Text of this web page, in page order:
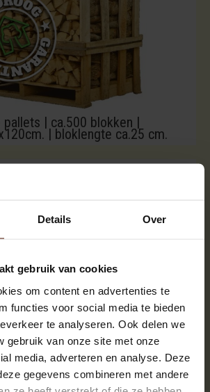
Details Over
gebruik van cookies
om content en advertenties te
functies voor social media te bieden
te analyseren. Ook delen we
gebruik van onze site met onze
media, adverteren en analyse. Deze
gegevens combineren met andere
pallets | ca.500 blokken |
| bloklengte ca.25 cm.